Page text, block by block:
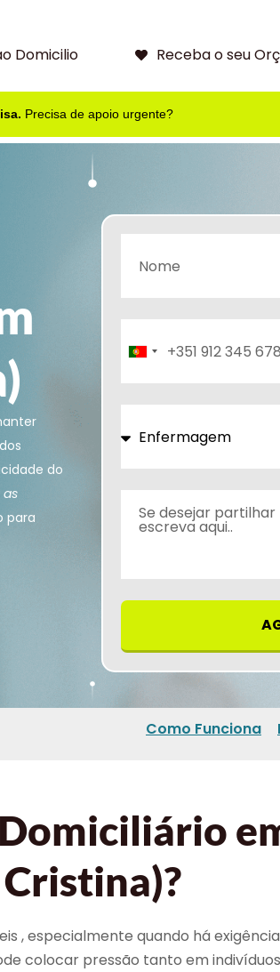
Domicilio Receba o seu
Precisa de apoio urgente?
do
as
para
Portugal
+351
Como Funciona
Cristina)?
, especialmente quando há
colocar pressão tanto em